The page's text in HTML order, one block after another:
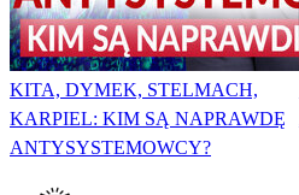
KITA, DYMEK, STELMACH,
KARPIEL: KIM SĄ NAPRAWDĘ
ANTYSYSTEMOWCY?